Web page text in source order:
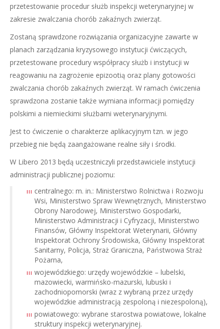
przetestowanie procedur służb inspekcji weterynaryjnej w
zakresie zwalczania chorób zakaźnych zwierząt.
Zostaną sprawdzone rozwiązania organizacyjne zawarte w
planach zarządzania kryzysowego instytucji ćwiczących,
przetestowane procedury współpracy służb i instytucji w
reagowaniu na zagrożenie epizootią oraz plany gotowości
zwalczania chorób zakaźnych zwierząt. W ramach ćwiczenia
sprawdzona zostanie także wymiana informacji pomiędzy
polskimi a niemieckimi służbami weterynaryjnymi.
Jest to ćwiczenie o charakterze aplikacyjnym tzn. w jego
przebieg nie będą zaangażowane realne siły i środki.
W Libero 2013 będą uczestniczyli przedstawiciele instytucji
administracji publicznej poziomu:
centralnego: m. in.: Ministerstwo Rolnictwa i Rozwoju
Wsi, Ministerstwo Spraw Wewnętrznych, Ministerstwo
Obrony Narodowej, Ministerstwo Gospodarki,
Ministerstwo Administracji i Cyfryzacji, Ministerstwo
Finansów, Główny Inspektorat Weterynarii, Główny
Inspektorat Ochrony Środowiska, Główny Inspektorat
Sanitarny, Policja, Straż Graniczna, Państwowa Straż
Pożarna,
wojewódzkiego: urzędy wojewódzkie – lubelski,
mazowiecki, warmińsko-mazurski, lubuski i
zachodniopomorski (wraz z wybraną przez urzędy
wojewódzkie administracją zespoloną i niezespoloną),
powiatowego: wybrane starostwa powiatowe, lokalne
struktury inspekcji weterynaryjnej.